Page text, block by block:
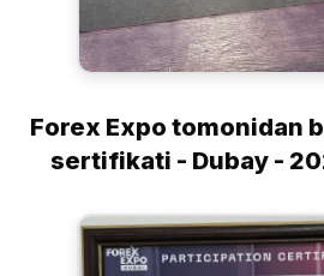
Forex Expo tomonidan
sertifikati - Dubay -